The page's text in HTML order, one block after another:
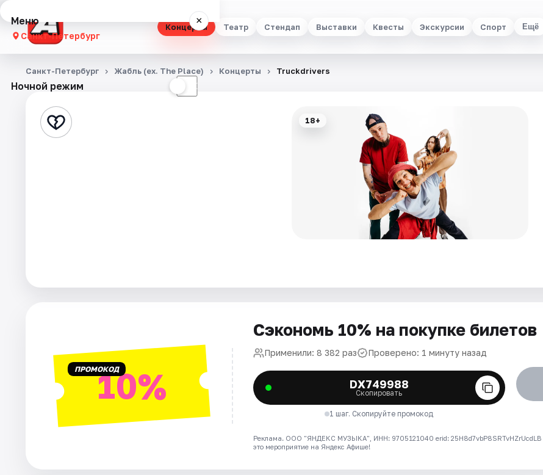
Концерты Театр Стендап Выставки Квесты Экскурсии Спорт Ещё
Меню ×
Санкт-Петербург
Концерты
Стендап
Артисты
Ночной режим ☾
Санкт-Петербург Жабль (ex. The Place) Концерты Truckdrivers
18+
ПРОМОКОД10%
Сэкономь 10% на покупке билетов
Применили: 8 382 раз Проверено: 1 минуту назад
DX749988
Скопировать
1 шаг. Скопируйте промокод
Реклама. ООО "ЯНДЕКС МУЗЫКА", ИНН: 9705121040 erid: 25H8d7vbP8SRTvHZrUcdLB
это мероприятие на Яндекс Афише!